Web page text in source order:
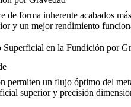
forma inherente acabados
y un mejor rendimiento
en la Fundición por
permiten un flujo óptimo del
superior y precisión